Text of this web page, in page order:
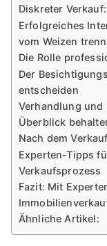
Diskreter
Erfolgreiches
vom Weizen
Die Rolle
Der
entscheiden
Verhandlung und
Überblick
Nach dem
Experten-Tipps
Verkaufsprozess
Fazit: Mit
Ähnliche Artikel: